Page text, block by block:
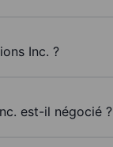
Inc. ?
est-il négocié ?